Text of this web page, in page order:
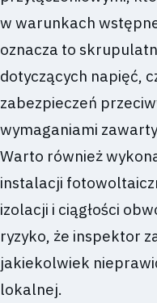
w warunkach
oznacza to
dotyczących napięć,
zabezpieczeń
wymaganiami
Warto również
instalacji
izolacji i ciągłości
ryzyko, że inspektor
jakiekolwiek
lokalnej.